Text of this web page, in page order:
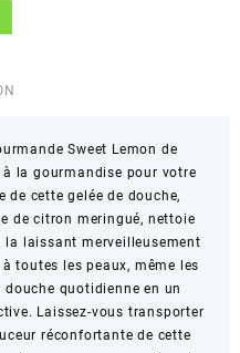
Sweet Lemon de
la gourmandise pour votre
cette gelée de douche,
de citron meringué, nettoie
laissant merveilleusement
toutes les peaux, même les
quotidienne en un
Laissez-vous transporter
réconfortante de cette